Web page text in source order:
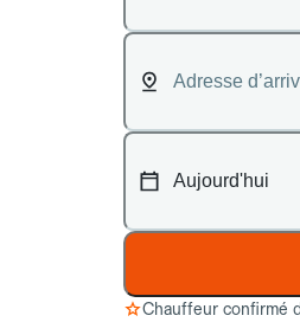
Chauffeur confirmé